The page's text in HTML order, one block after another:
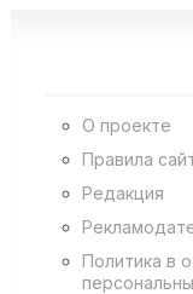
О проекте
Правила
Редакция
Политика в